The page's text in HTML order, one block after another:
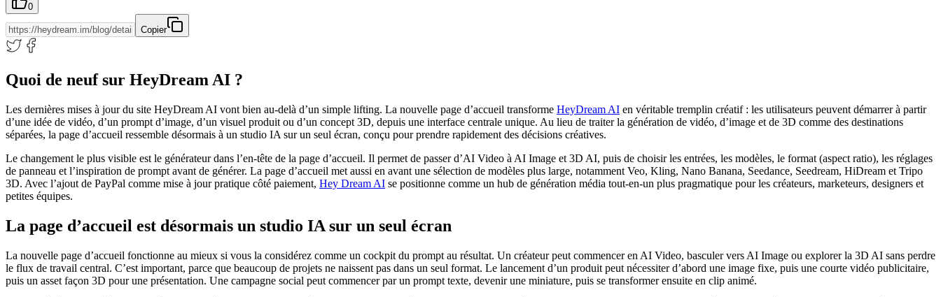
0
Copier
Quoi de neuf sur HeyDream AI ?
Les dernières mises à jour du site HeyDream AI vont bien au-delà d’un simple lifting. La nouvelle page d’accueil transforme HeyDream AI en véritable tremplin créatif : les utilisateurs peuvent démarrer à partir
d’une idée de vidéo, d’un prompt d’image, d’un visuel produit ou d’un concept 3D, depuis une interface centrale unique. Au lieu de traiter la génération de vidéo, d’image et de 3D comme des destinations
séparées, la page d’accueil ressemble désormais à un studio IA sur un seul écran, conçu pour prendre rapidement des décisions créatives.
Le changement le plus visible est le générateur dans l’en-tête de la page d’accueil. Il permet de passer d’AI Video à AI Image et 3D AI, puis de choisir les entrées, les modèles, le format (aspect ratio), les réglages
de panneau et l’inspiration de prompt avant de générer. La page d’accueil met aussi en avant une sélection de modèles plus large, notamment Veo, Kling, Nano Banana, Seedance, Seedream, HiDream et Tripo
3D. Avec l’ajout de PayPal comme mise à jour pratique côté paiement, Hey Dream AI se positionne comme un hub de génération média tout-en-un plus pragmatique pour les créateurs, marketeurs, designers et
petites équipes.
La page d’accueil est désormais un studio IA sur un seul écran
La nouvelle page d’accueil fonctionne au mieux si vous la considérez comme un cockpit du prompt au résultat. Un créateur peut commencer en AI Video, basculer vers AI Image ou explorer la 3D AI sans perdre
le flux de travail central. C’est important, parce que beaucoup de projets ne naissent pas dans un seul format. Le lancement d’un produit peut nécessiter d’abord une image fixe, puis une courte vidéo publicitaire,
puis un asset façon 3D pour une présentation. Une campagne social peut commencer par un prompt texte, devenir une miniature, puis se transformer ensuite en clip animé.